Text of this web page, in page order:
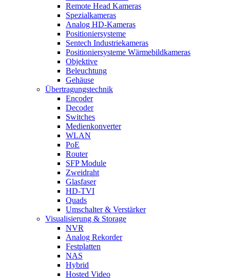
Remote Head Kameras
Spezialkameras
Analog HD-Kameras
Positioniersysteme
Sentech Industriekameras
Positioniersysteme Wärmebildkameras
Objektive
Beleuchtung
Gehäuse
Übertragungstechnik
Encoder
Decoder
Switches
Medienkonverter
WLAN
PoE
Router
SFP Module
Zweidraht
Glasfaser
HD-TVI
Quads
Umschalter & Verstärker
Visualisierung & Storage
NVR
Analog Rekorder
Festplatten
NAS
Hybrid
Hosted Video